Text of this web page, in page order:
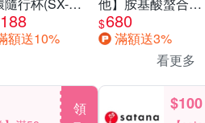
額送10%
x2瓶30mg素食錠
(鋅錠)
$680
滿額送3%
看更多
領
$100